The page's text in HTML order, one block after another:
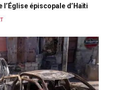
épiscopale d’Haïti